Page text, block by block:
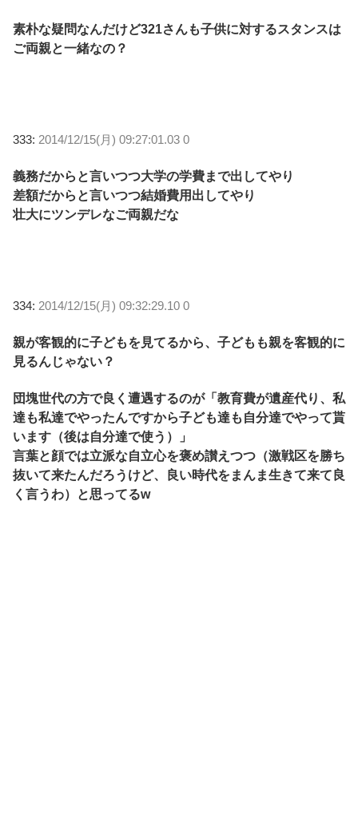
素朴な疑問なんだけど321さんも子供に対するスタンスは
ご両親と一緒なの？
333: 2014/12/15(月) 09:27:01.03 0
義務だからと言いつつ大学の学費まで出してやり
差額だからと言いつつ結婚費用出してやり
壮大にツンデレなご両親だな
334: 2014/12/15(月) 09:32:29.10 0
親が客観的に子どもを見てるから、子どもも親を客観的に
見るんじゃない？
団塊世代の方で良く遭遇するのが「教育費が遺産代り、私
達も私達でやったんですから子ども達も自分達でやって貰
います（後は自分達で使う）」
言葉と顔では立派な自立心を褒め讃えつつ（激戦区を勝ち
抜いて来たんだろうけど、良い時代をまんま生きて来て良
く言うわ）と思ってるw